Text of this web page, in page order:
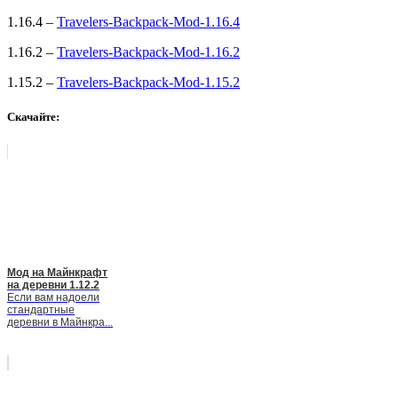
1.16.4 – Travelers-Backpack-Mod-1.16.4
1.16.2 – Travelers-Backpack-Mod-1.16.2
1.15.2 – Travelers-Backpack-Mod-1.15.2
Скачайте:
Мод на Майнкрафт
на деревни 1.12.2
Если вам надоели
стандартные
деревни в Майнкра...